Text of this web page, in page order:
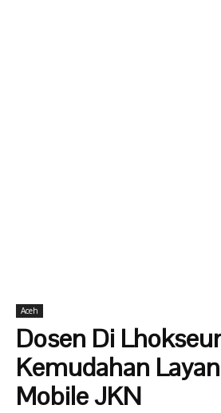
Aceh
Dosen Di
Kemudahan
Mobile JKN